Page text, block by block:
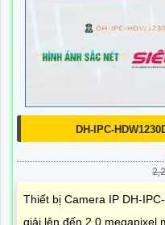
DH-IPC-
Thiết bị Camera IP DH-
giải lên đến 2.0 megapixel